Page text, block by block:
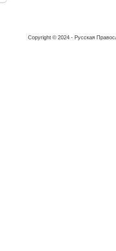
Copyright © 2024 - Русская